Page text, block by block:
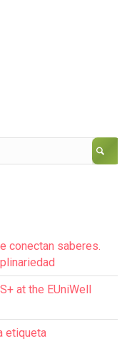
conectan saberes.
at the EUniWell
etiqueta